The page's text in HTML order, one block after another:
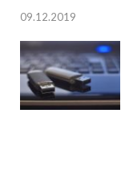
09.12.2019